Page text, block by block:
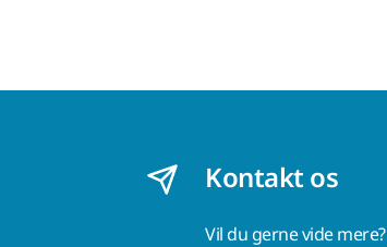
Kontakt os
Vil du gerne vide mere?